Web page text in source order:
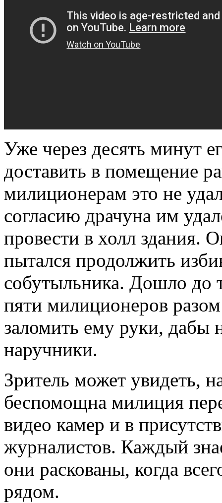
Уже через десять минут
доставить в помещение
милиционерам это не
согласию драчуна им
провести в холл здания.
пытался продолжить
собутыльника. Дошло до
пяти милиционеров
заломить ему руки, дабы
наручники.
Зритель может увидеть,
беспомощна милиция
видео камер и в
журналистов. Каждый
они раскованы, когда
рядом.